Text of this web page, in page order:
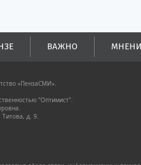
ВАЖНО
«ПензаСМИ».
"Оптимист".
д. 9.